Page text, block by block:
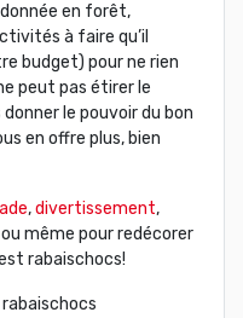
en forêt,
à faire qu’il
budget) pour ne rien
peut pas étirer le
le pouvoir du bon
en offre plus, bien
,divertissement,
ou même pour redécorer
rabaischocs!